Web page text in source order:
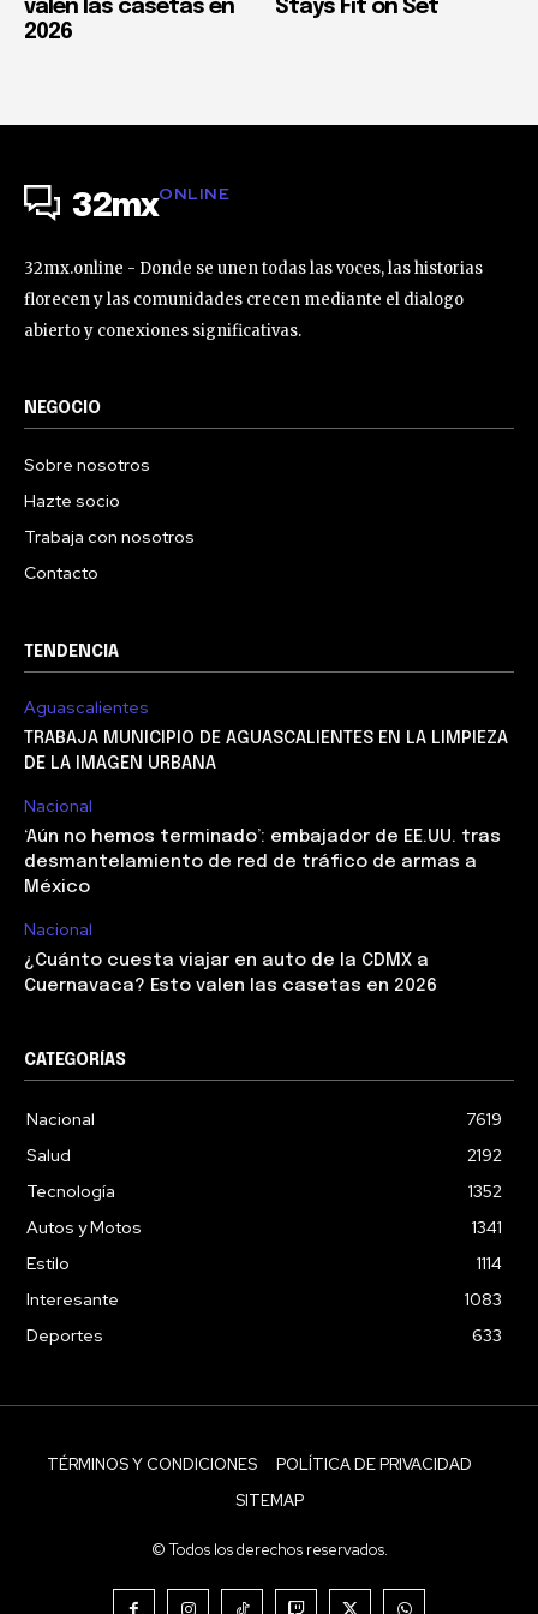
valen las casetas en
2026
Stays Fit on Set
32mxONLINE
32mx.online - Donde se unen todas las voces, las historias
florecen y las comunidades crecen mediante el dialogo
abierto y conexiones significativas.
NEGOCIO
Sobre nosotros
Hazte socio
Trabaja con nosotros
Contacto
TENDENCIA
Aguascalientes
TRABAJA MUNICIPIO DE AGUASCALIENTES EN LA LIMPIEZA
DE LA IMAGEN URBANA
Nacional
‘Aún no hemos terminado’: embajador de EE.UU. tras
desmantelamiento de red de tráfico de armas a
México
Nacional
¿Cuánto cuesta viajar en auto de la CDMX a
Cuernavaca? Esto valen las casetas en 2026
CATEGORÍAS
Nacional
7619
Salud
2192
Tecnología
1352
Autos y Motos
1341
Estilo
1114
Interesante
1083
Deportes
633
TÉRMINOS Y CONDICIONES
POLÍTICA DE PRIVACIDAD
SITEMAP
© Todos los derechos reservados.